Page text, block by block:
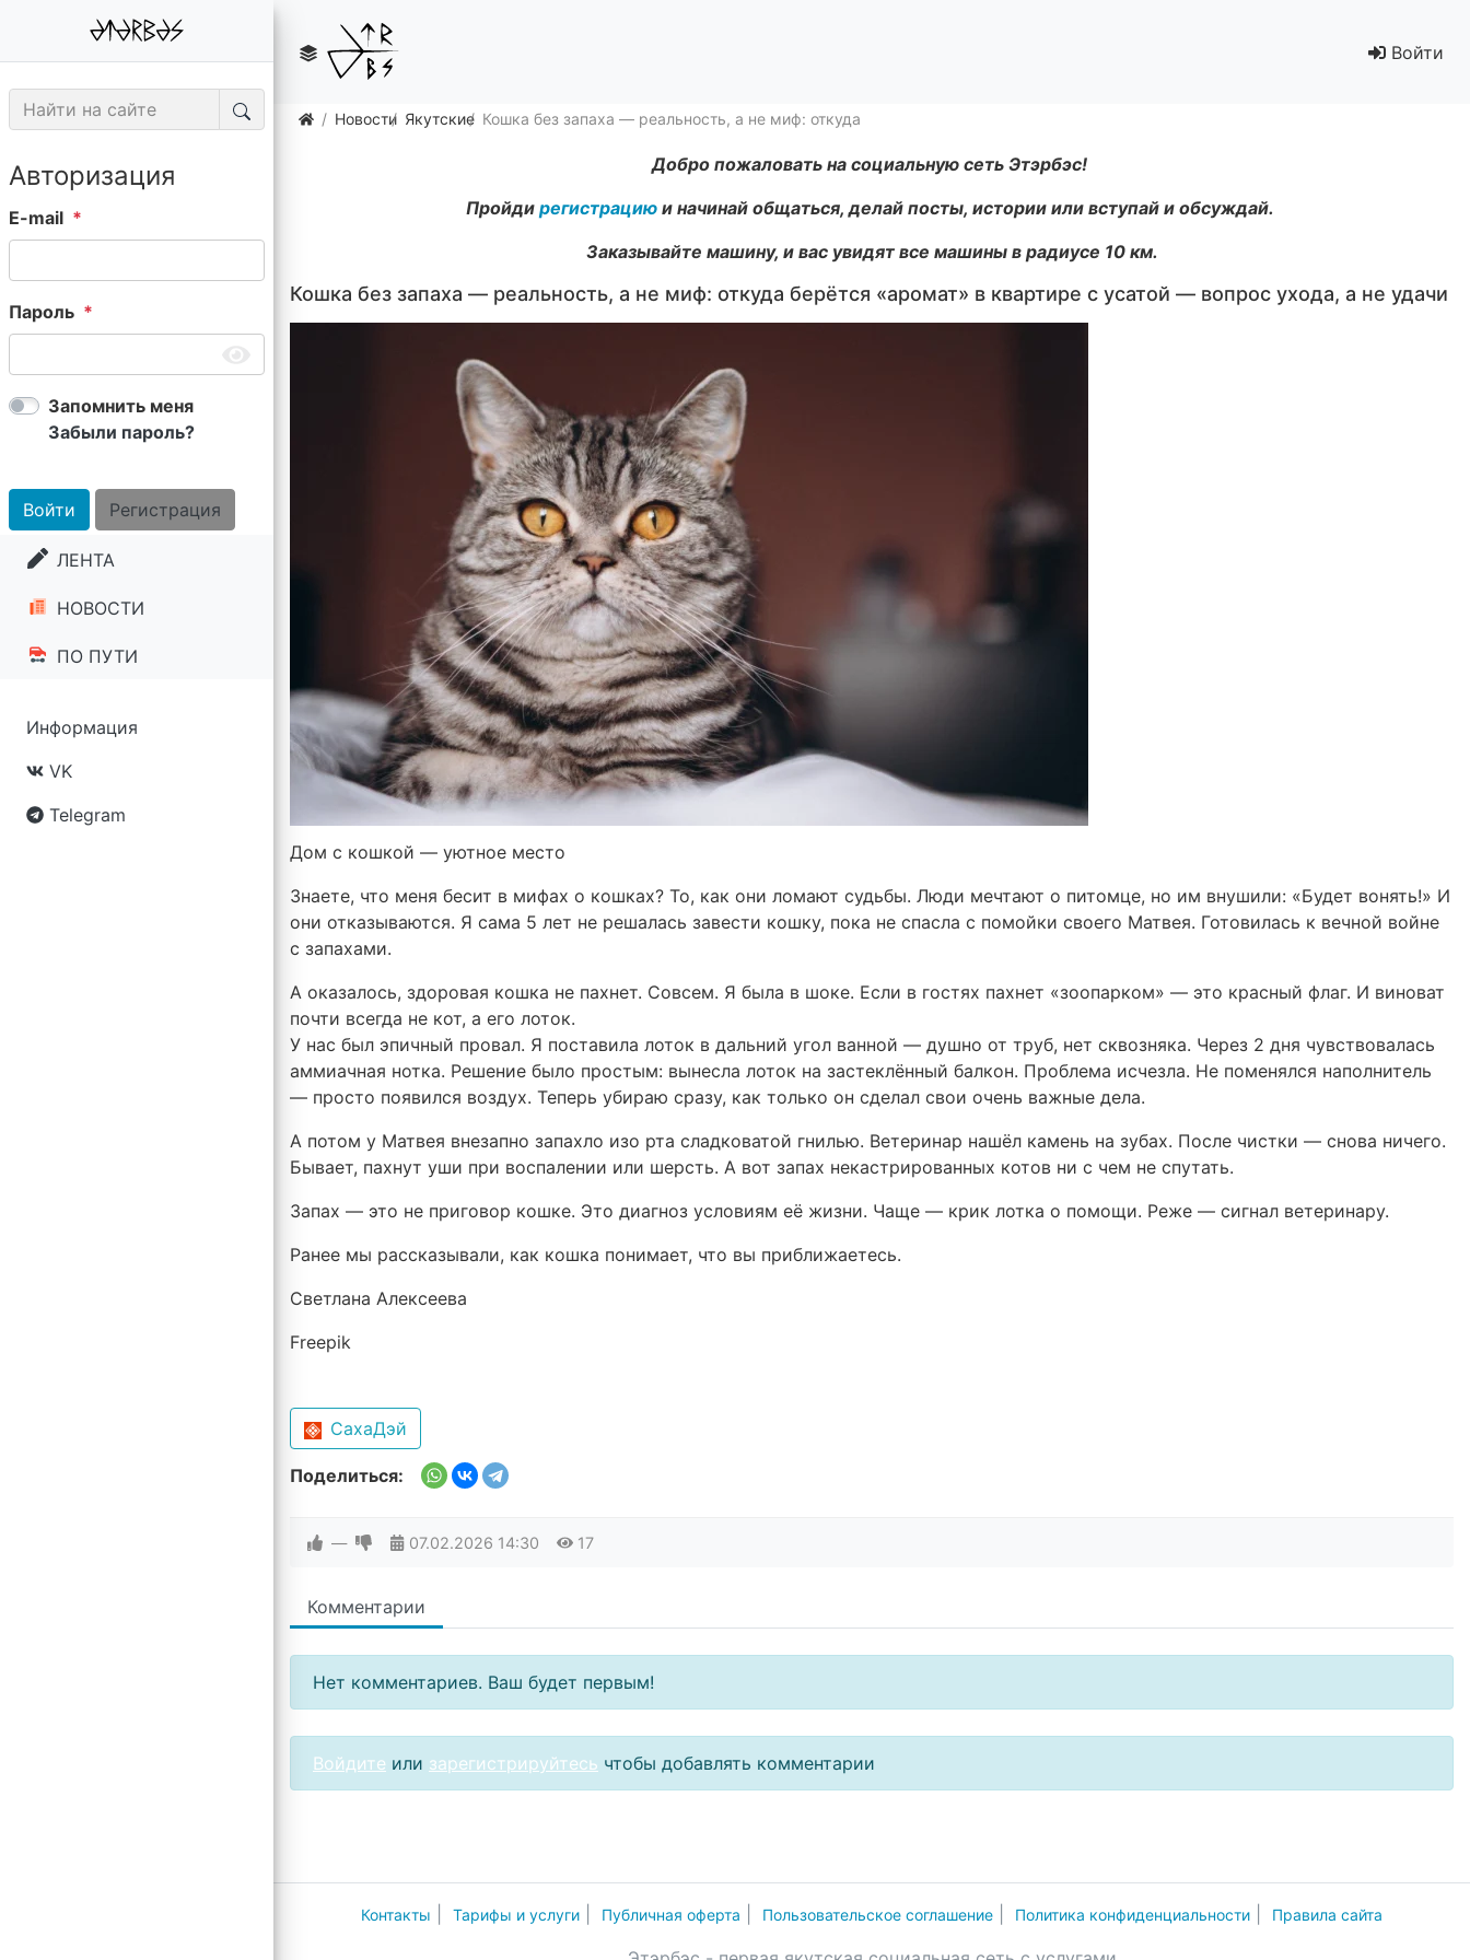
Войти
Авторизация
E-mail
Пароль
Запомнить меня
Забыли пароль?
Войти Регистрация
ЛЕНТА
НОВОСТИ
ПО ПУТИ
Информация
VK
Telegram
Новости Якутские Кошка без запаха — реальность, а не миф: откуда берётся «аромат» в квартире с усатой — вопрос ухода, а не удачи
Добро пожаловать на социальную сеть Этэрбэс!
Пройди регистрацию и начинай общаться, делай посты, истории или вступай и обсуждай.
Заказывайте машину, и вас увидят все машины в радиусе 10 км.
Кошка без запаха — реальность, а не миф: откуда берётся «аромат» в квартире с усатой — вопрос ухода, а не удачи
Дом с кошкой — уютное место
Знаете, что меня бесит в мифах о кошках? То, как они ломают судьбы. Люди мечтают о питомце, но им внушили: «Будет вонять!» И
они отказываются. Я сама 5 лет не решалась завести кошку, пока не спасла с помойки своего Матвея. Готовилась к вечной войне
с запахами.
А оказалось, здоровая кошка не пахнет. Совсем. Я была в шоке. Если в гостях пахнет «зоопарком» — это красный флаг. И виноват
почти всегда не кот, а его лоток.
У нас был эпичный провал. Я поставила лоток в дальний угол ванной — душно от труб, нет сквозняка. Через 2 дня чувствовалась
аммиачная нотка. Решение было простым: вынесла лоток на застеклённый балкон. Проблема исчезла. Не поменялся наполнитель
— просто появился воздух. Теперь убираю сразу, как только он сделал свои очень важные дела.
А потом у Матвея внезапно запахло изо рта сладковатой гнилью. Ветеринар нашёл камень на зубах. После чистки — снова ничего.
Бывает, пахнут уши при воспалении или шерсть. А вот запах некастрированных котов ни с чем не спутать.
Запах — это не приговор кошке. Это диагноз условиям её жизни. Чаще — крик лотка о помощи. Реже — сигнал ветеринару.
Ранее мы рассказывали, как кошка понимает, что вы приближаетесь.
Светлана Алексеева
Freepik
СахаДэй
Поделиться:
— 07.02.2026 14:30 17
Комментарии
Нет комментариев. Ваш будет первым!
Войдите или зарегистрируйтесь чтобы добавлять комментарии
Контакты Тарифы и услуги Публичная оферта Пользовательское соглашение Политика конфиденциальности Правила сайта